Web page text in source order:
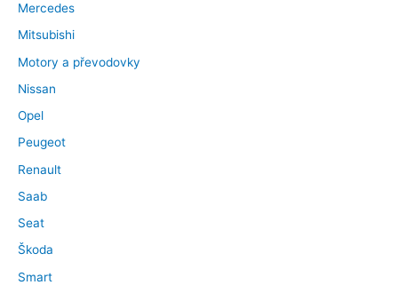
Mercedes
Mitsubishi
Motory a převodovky
Nissan
Opel
Peugeot
Renault
Saab
Seat
Škoda
Smart